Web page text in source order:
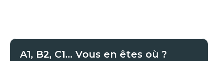
A1, B2, C1... Vous en êtes où ?